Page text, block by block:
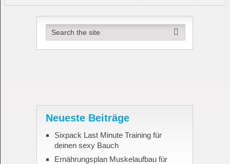
Neueste Beiträge
Sixpack Last Minute Training für
deinen sexy Bauch
Ernährungsplan Muskelaufbau für